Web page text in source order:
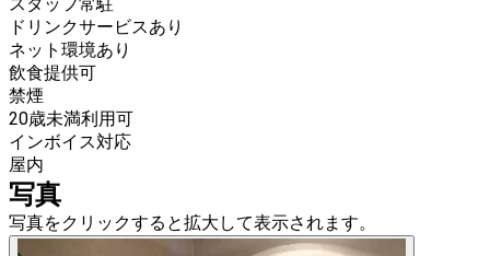
スタッフ常駐
ドリンクサービスあり
ネット環境あり
飲食提供可
禁煙
20歳未満利用可
インボイス対応
屋内
写真
写真をクリックすると拡大して表示されます。